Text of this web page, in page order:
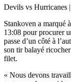
Devils vs Hurricanes
Stankoven a marqué
13:08 pour procurer
passe d’un côté à
son tir balayé
filet.
« Nous devons